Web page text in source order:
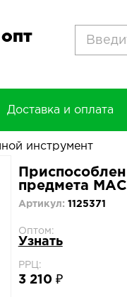
Доставка и оплата
инструмент
предмета
Артикул: 1125371
Оптом:
Узнать
РРЦ:
3 210 ₽